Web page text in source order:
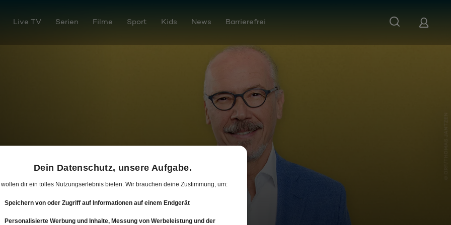
Live TV Serien Filme Sport Kids News Barrierefrei